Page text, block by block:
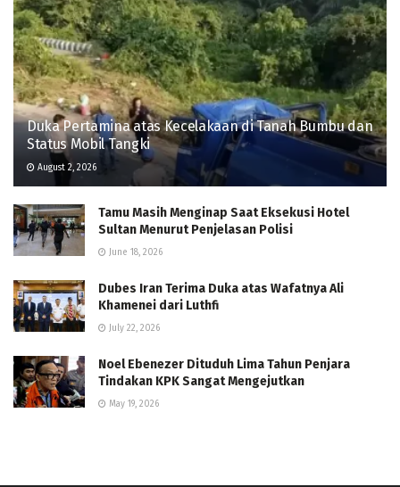
Duka Pertamina atas Kecelakaan di Tanah Bumbu dan
Status Mobil Tangki
August 2, 2026
Tamu Masih Menginap Saat Eksekusi Hotel
Sultan Menurut Penjelasan Polisi
June 18, 2026
Dubes Iran Terima Duka atas Wafatnya Ali
Khamenei dari Luthfi
July 22, 2026
Noel Ebenezer Dituduh Lima Tahun Penjara
Tindakan KPK Sangat Mengejutkan
May 19, 2026